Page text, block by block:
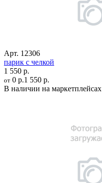
Арт. 12306
парик с челкой
1 550 р.
от 0 р.1 550 р.
В наличии на маркетплейсах